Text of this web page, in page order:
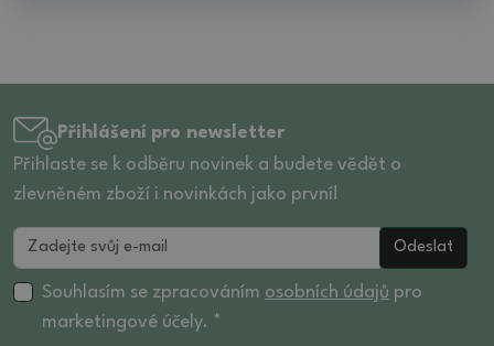
Přihlášení pro newsletter
Přihlaste se k odběru novinek a budete vědět o
zlevněném zboží i novinkách jako první!
Odeslat
Souhlasím se zpracováním osobních údajů pro
marketingové účely. *